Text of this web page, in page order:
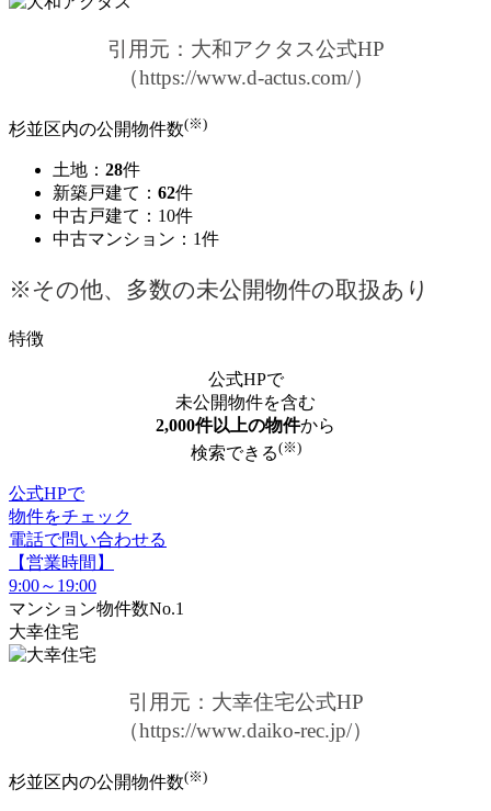
引用元：大和アクタス公式HP
（https://www.d-actus.com/）
杉並区内の公開物件数(※)
土地： 28件
新築戸建て： 62件
中古戸建て：10件
中古マンション：1件
※その他、多数の未公開物件の取扱あり
特徴
公式HPで
未公開物件を含む
2,000件以上の物件から
検索できる(※)
公式HPで
物件をチェック
電話で問い合わせる
【営業時間】
9:00～19:00
マンション物件数No.1
大幸住宅
引用元：大幸住宅公式HP
（https://www.daiko-rec.jp/）
杉並区内の公開物件数(※)